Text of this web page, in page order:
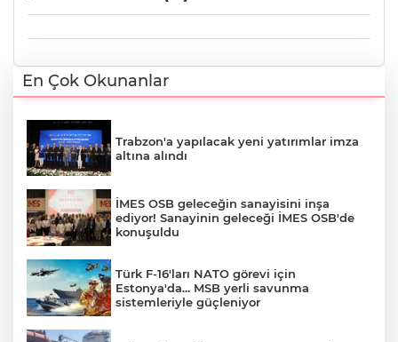
En Çok Okunanlar
Trabzon'a yapılacak yeni yatırımlar imza
altına alındı
İMES OSB geleceğin sanayisini inşa
ediyor! Sanayinin geleceği İMES OSB'de
konuşuldu
Türk F-16'ları NATO görevi için
Estonya'da... MSB yerli savunma
sistemleriyle güçleniyor